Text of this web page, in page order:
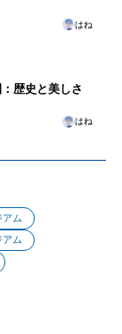
はね
歴史と美しさ
はね
アム
アム